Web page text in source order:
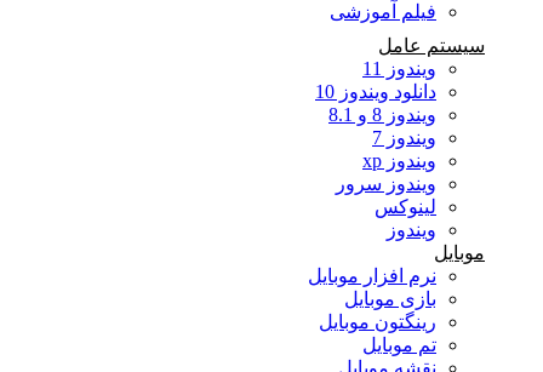
فیلم آموزشی
سیستم عامل
ویندوز 11
دانلود ویندوز 10
ویندوز 8 و 8.1
ویندوز 7
ویندوز xp
ویندوز سرور
لینوکس
ویندوز
موبایل
نرم افزار موبایل
بازی موبایل
رینگتون موبایل
تم موبایل
نقشه موبایل